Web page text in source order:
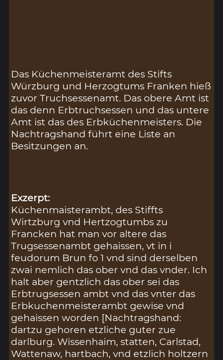
Das Küchenmeisteramt des Stifts
Würzburg und Herzogtums Franken hieß
zuvor Truchsessenamt. Das obere Amt ist
das denn Erbtruchsessen und das untere
Amt ist das des Erbküchenmeisters. Die
Nachtragshand führt eine Liste an
Besitzungen an.
Exzerpt:
Küchenmaisterambt, des Stiffts
Wirtzburg vnd Hertzogtumbs zu
Francken hat man vor altere das
Trugsessenambt gehaissen, vt in i
feudorum Brun fo 1 vnd sind derselben
zwai nemlich das ober vnd das vnder. Ich
halt aber gentzlich das ober sei das
Erbtrugsessen ambt vnd das vnter das
Erbkuchenmeisterambt gewise vnd
gehaissen worden [Nachtragshand:
dartzu gehoren etzliche guter zue
darlburg. Wissenhaim, statten, Carlstad,
Wattenaw, hartbach, vnd etzlich holtzern